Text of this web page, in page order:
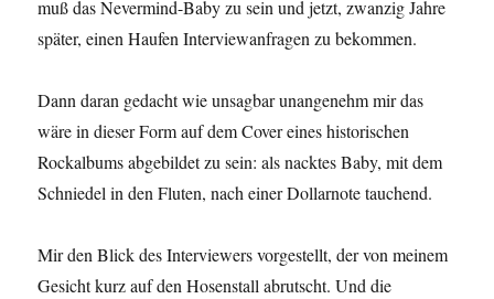
muß das Nevermind-Baby zu sein und jetzt, zwanzig Jahre
später, einen Haufen Interviewanfragen zu bekommen.
Dann daran gedacht wie unsagbar unangenehm mir das
wäre in dieser Form auf dem Cover eines historischen
Rockalbums abgebildet zu sein: als nacktes Baby, mit dem
Schniedel in den Fluten, nach einer Dollarnote tauchend.
Mir den Blick des Interviewers vorgestellt, der von meinem
Gesicht kurz auf den Hosenstall abrutscht. Und die